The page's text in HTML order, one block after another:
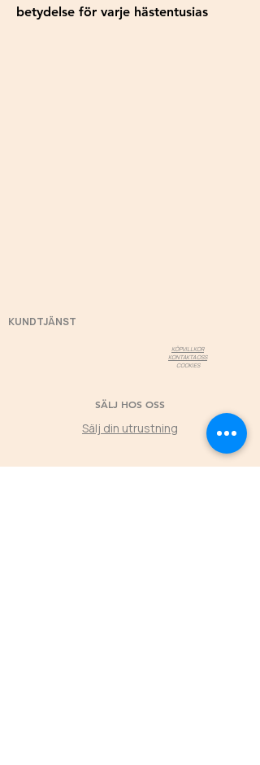
betydelse för varje hästentusias
KUNDTJÄNST
KÖPVILLKOR
KONTAKTA OSS
COOKIES
SÄLJ HOS OSS
Sälj din utrustning
©2025 by Second Horse